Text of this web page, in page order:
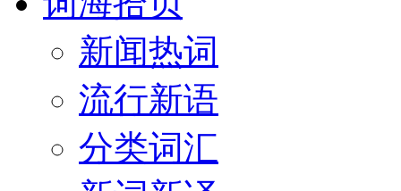
新闻热词
流行新语
分类词汇